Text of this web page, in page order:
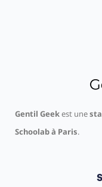
Gentil Geekest une
Schoolab à Paris.